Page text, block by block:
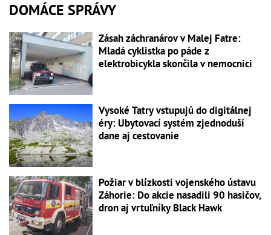
DOMÁCE SPRÁVY
Zásah záchranárov v Malej Fatre:
Mladá cyklistka po páde z
elektrobicykla skončila v nemocnici
Vysoké Tatry vstupujú do digitálnej
éry: Ubytovací systém zjednoduší
dane aj cestovanie
Požiar v blízkosti vojenského ústavu
Záhorie: Do akcie nasadili 90 hasičov,
dron aj vrtuľníky Black Hawk